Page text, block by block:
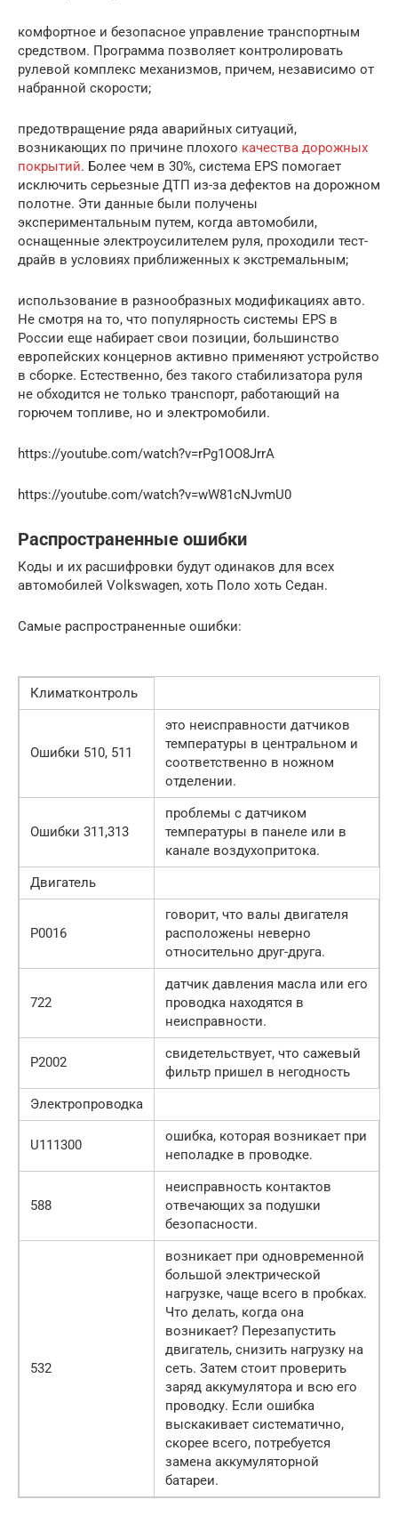
комфортное и безопасное управление транспортным
средством. Программа позволяет контролировать
рулевой комплекс механизмов, причем, независимо от
набранной скорости;
предотвращение ряда аварийных ситуаций,
возникающих по причине плохого качества дорожных
покрытий. Более чем в 30%, система EPS помогает
исключить серьезные ДТП из-за дефектов на дорожном
полотне. Эти данные были получены
экспериментальным путем, когда автомобили,
оснащенные электроусилителем руля, проходили тест-
драйв в условиях приближенных к экстремальным;
использование в разнообразных модификациях авто.
Не смотря на то, что популярность системы EPS в
России еще набирает свои позиции, большинство
европейских концернов активно применяют устройство
в сборке. Естественно, без такого стабилизатора руля
не обходится не только транспорт, работающий на
горючем топливе, но и электромобили.
https://youtube.com/watch?v=rPg1OO8JrrA
https://youtube.com/watch?v=wW81cNJvmU0
Распространенные ошибки
Коды и их расшифровки будут одинаков для всех
автомобилей Volkswagen, хоть Поло хоть Седан.
Самые распространенные ошибки:
Климатконтроль
Ошибки 510, 511
это неисправности датчиков
температуры в центральном и
соответственно в ножном
отделении.
Ошибки 311,313
проблемы с датчиком
температуры в панеле или в
канале воздухопритока.
Двигатель
Р0016
говорит, что валы двигателя
расположены неверно
относительно друг-друга.
722
датчик давления масла или его
проводка находятся в
неисправности.
Р2002
свидетельствует, что сажевый
фильтр пришел в негодность
Электропроводка
U111300
ошибка, которая возникает при
неполадке в проводке.
588
неисправность контактов
отвечающих за подушки
безопасности.
532
возникает при одновременной
большой электрической
нагрузке, чаще всего в пробках.
Что делать, когда она
возникает? Перезапустить
двигатель, снизить нагрузку на
сеть. Затем стоит проверить
заряд аккумулятора и всю его
проводку. Если ошибка
выскакивает систематично,
скорее всего, потребуется
замена аккумуляторной
батареи.